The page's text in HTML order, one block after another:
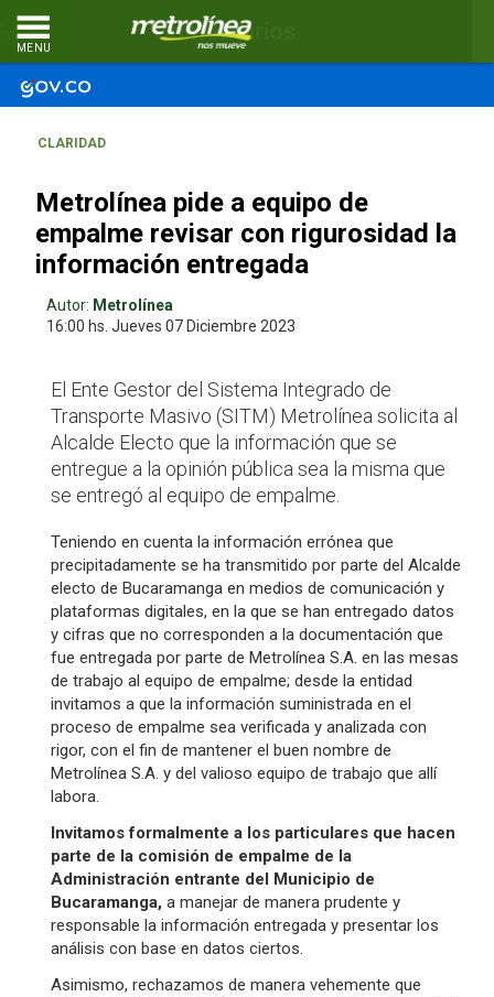
MENU
CLARIDAD
Metrolínea pide a equipo de
empalme revisar con rigurosidad la
información entregada
Autor: Metrolínea
16:00 hs. Jueves 07 Diciembre 2023
El Ente Gestor del Sistema Integrado de
Transporte Masivo (SITM) Metrolínea solicita al
Alcalde Electo que la información que se
entregue a la opinión pública sea la misma que
se entregó al equipo de empalme.
Teniendo en cuenta la información errónea que
precipitadamente se ha transmitido por parte del Alcalde
electo de Bucaramanga en medios de comunicación y
plataformas digitales, en la que se han entregado datos
y cifras que no corresponden a la documentación que
fue entregada por parte de Metrolínea S.A. en las mesas
de trabajo al equipo de empalme; desde la entidad
invitamos a que la información suministrada en el
proceso de empalme sea verificada y analizada con
rigor, con el fin de mantener el buen nombre de
Metrolínea S.A. y del valioso equipo de trabajo que allí
labora.
Invitamos formalmente a los particulares que hacen
parte de la comisión de empalme de la
Administración entrante del Municipio de
Bucaramanga, a manejar de manera prudente y
responsable la información entregada y presentar los
análisis con base en datos ciertos.
Asimismo, rechazamos de manera vehemente que
Comentarios